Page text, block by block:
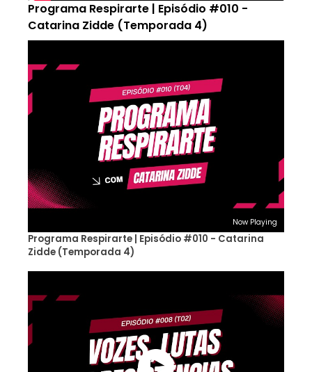
Programa Respirarte | Episódio #010 -
Catarina Zidde (Temporada 4)
Now Playing
Programa Respirarte | Episódio #010 - Catarina
Zidde (Temporada 4)